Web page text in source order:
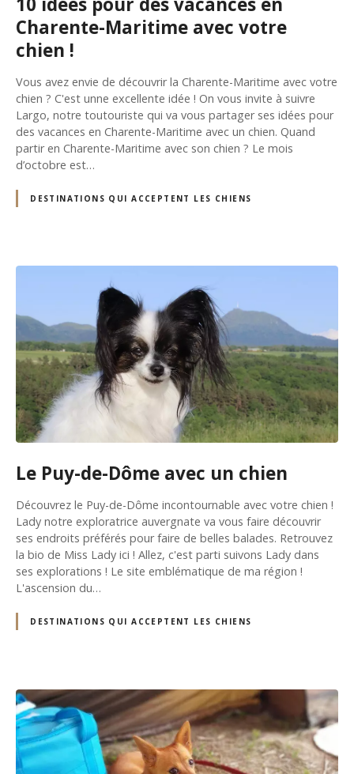
Charente-Maritime avec votre
chien !
Vous avez envie de découvrir la Charente-Maritime avec votre
chien ? C'est unne excellente idée ! On vous invite à suivre
Largo, notre toutouriste qui va vous partager ses idées pour
des vacances en Charente-Maritime avec un chien. Quand
partir en Charente-Maritime avec son chien ? Le mois
d’octobre est…
DESTINATIONS QUI ACCEPTENT LES CHIENS
Le Puy-de-Dôme avec un chien
Découvrez le Puy-de-Dôme incontournable avec votre chien !
Lady notre exploratrice auvergnate va vous faire découvrir
ses endroits préférés pour faire de belles balades. Retrouvez
la bio de Miss Lady ici ! Allez, c'est parti suivons Lady dans
ses explorations ! Le site emblématique de ma région !
L'ascension du…
DESTINATIONS QUI ACCEPTENT LES CHIENS